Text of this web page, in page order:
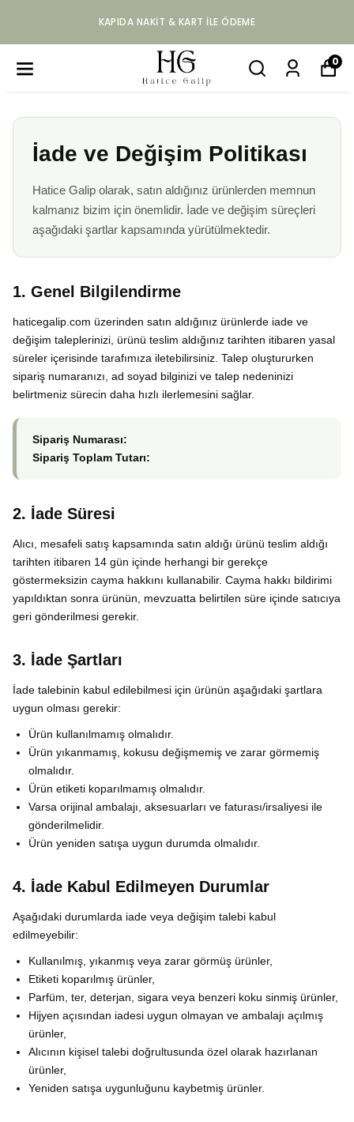
KAPIDA NAKIT & KART ILE ÖDEME
0
İade ve Değişim Politikası
Hatice Galip olarak, satın aldığınız ürünlerden memnun
kalmanız bizim için önemlidir. İade ve değişim süreçleri
aşağıdaki şartlar kapsamında yürütülmektedir.
1. Genel Bilgilendirme
haticegalip.com üzerinden satın aldığınız ürünlerde iade ve
değişim taleplerinizi, ürünü teslim aldığınız tarihten itibaren yasal
süreler içerisinde tarafımıza iletebilirsiniz. Talep oluştururken
sipariş numaranızı, ad soyad bilginizi ve talep nedeninizi
belirtmeniz sürecin daha hızlı ilerlemesini sağlar.
Sipariş Numarası:
Sipariş Toplam Tutarı:
2. İade Süresi
Alıcı, mesafeli satış kapsamında satın aldığı ürünü teslim aldığı
tarihten itibaren 14 gün içinde herhangi bir gerekçe
göstermeksizin cayma hakkını kullanabilir. Cayma hakkı bildirimi
yapıldıktan sonra ürünün, mevzuatta belirtilen süre içinde satıcıya
geri gönderilmesi gerekir.
3. İade Şartları
İade talebinin kabul edilebilmesi için ürünün aşağıdaki şartlara
uygun olması gerekir:
Ürün kullanılmamış olmalıdır.
Ürün yıkanmamış, kokusu değişmemiş ve zarar görmemiş
olmalıdır.
Ürün etiketi koparılmamış olmalıdır.
Varsa orijinal ambalajı, aksesuarları ve faturası/irsaliyesi ile
gönderilmelidir.
Ürün yeniden satışa uygun durumda olmalıdır.
4. İade Kabul Edilmeyen Durumlar
Aşağıdaki durumlarda iade veya değişim talebi kabul
edilmeyebilir:
Kullanılmış, yıkanmış veya zarar görmüş ürünler,
Etiketi koparılmış ürünler,
Parfüm, ter, deterjan, sigara veya benzeri koku sinmiş ürünler,
Hijyen açısından iadesi uygun olmayan ve ambalajı açılmış
ürünler,
Alıcının kişisel talebi doğrultusunda özel olarak hazırlanan
ürünler,
Yeniden satışa uygunluğunu kaybetmiş ürünler.